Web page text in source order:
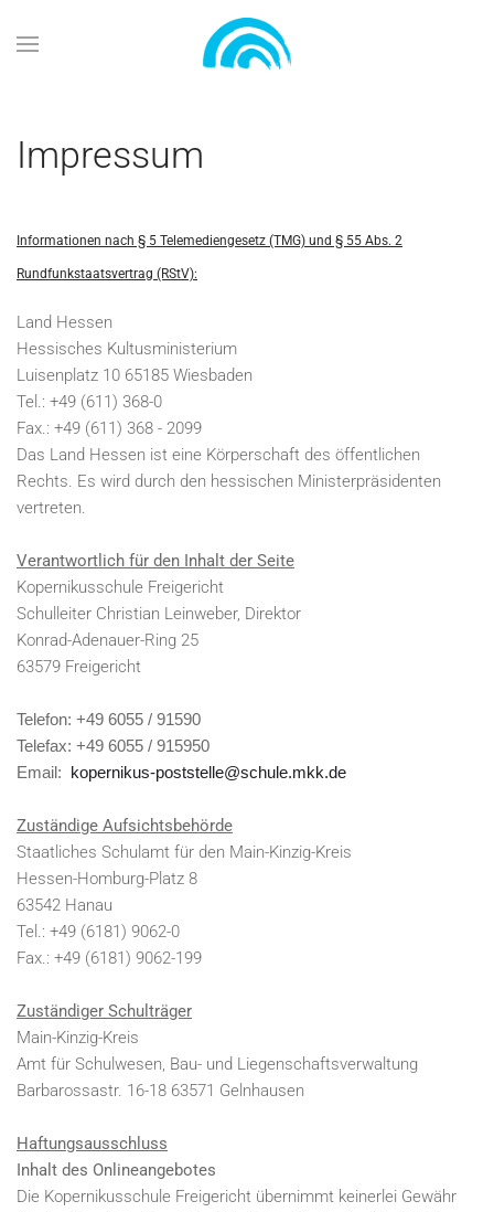
Zum Hauptinhalt springen
Impressum
Informationen nach § 5 Telemediengesetz (TMG) und § 55 Abs. 2
Rundfunkstaatsvertrag (RStV):
Land Hessen
Hessisches Kultusministerium
Luisenplatz 10 65185 Wiesbaden
Tel.: +49 (611) 368-0
Fax.: +49 (611) 368 - 2099
Das Land Hessen ist eine Körperschaft des öffentlichen
Rechts. Es wird durch den hessischen Ministerpräsidenten
vertreten.
Verantwortlich für den Inhalt der Seite
Kopernikusschule Freigericht
Schulleiter Christian Leinweber, Direktor
Konrad-Adenauer-Ring 25
63579 Freigericht
Telefon: +49 6055 / 91590
Telefax: +49 6055 / 915950
Email: kopernikus-poststelle@schule.mkk.de
Zuständige Aufsichtsbehörde
Staatliches Schulamt für den Main-Kinzig-Kreis
Hessen-Homburg-Platz 8
63542 Hanau
Tel.: +49 (6181) 9062-0
Fax.: +49 (6181) 9062-199
Zuständiger Schulträger
Main-Kinzig-Kreis
Amt für Schulwesen, Bau- und Liegenschaftsverwaltung
Barbarossastr. 16-18 63571 Gelnhausen
Haftungsausschluss
Inhalt des Onlineangebotes
Die Kopernikusschule Freigericht übernimmt keinerlei Gewähr